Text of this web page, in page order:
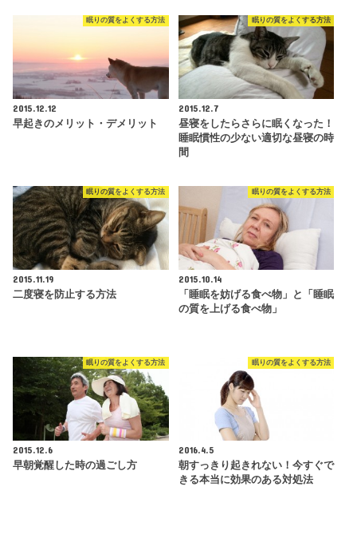
眠りの質をよくする方法
2015.12.12
早起きのメリット・デメリット
眠りの質をよくする方法
2015.12.7
昼寝をしたらさらに眠くなった！
睡眠慣性の少ない適切な昼寝の時
間
眠りの質をよくする方法
2015.11.19
二度寝を防止する方法
眠りの質をよくする方法
2015.10.14
「睡眠を妨げる食べ物」と「睡眠
の質を上げる食べ物」
眠りの質をよくする方法
2015.12.6
早朝覚醒した時の過ごし方
眠りの質をよくする方法
2016.4.5
朝すっきり起きれない！今すぐで
きる本当に効果のある対処法